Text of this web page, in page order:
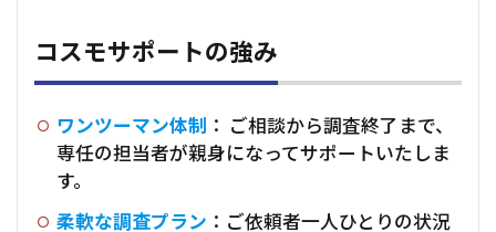
コスモサポートの強み
ワンツーマン体制 ： ご相談から調査終了まで、
専任の担当者が親身になってサポートいたしま
す。
柔軟な調査プラン ：ご依頼者一人ひとりの状況